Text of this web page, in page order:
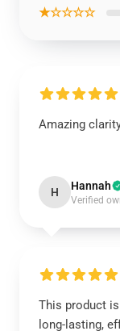
★☆☆☆☆
Amazing
H Hannah
Verified
This product
long-lasting,